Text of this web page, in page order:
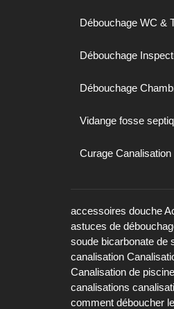
Débouchage WC &
Débouchage
Débouchage
Vidange fosse
Curage Canalisation
accessoires douche
astuces de
soude bicarbonate de
canalisation
Canalisation de
canalisations
comment déboucher